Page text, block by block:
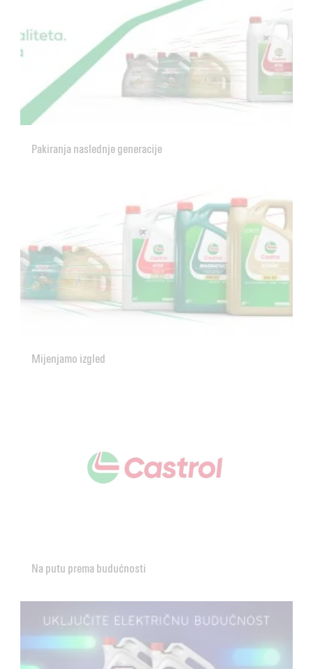
Pakiranja naslednje generacije
Mijenjamo izgled
Na putu prema budućnosti